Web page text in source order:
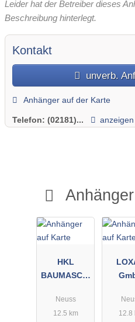
Leider hat der Betreiber dieses
Beschreibung hinterlegt.
Kontakt
unverb.
Anhänger auf der Karte
Telefon: (02181)... anzeigen
HKL
BAUMASCHI
Neuss
12.5 km
12.8